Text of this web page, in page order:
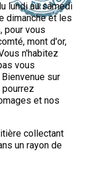
lundi au samedi
dimanche et les
pour vous
mont d'or,
n'habitez
vous
sur
et nos
collectant
un rayon de